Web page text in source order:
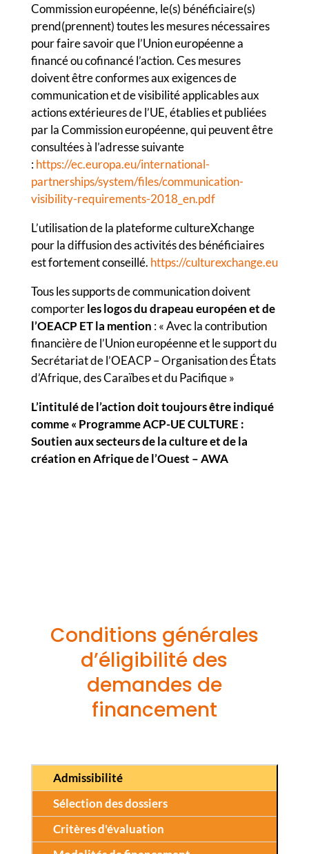
Commission européenne, le(s) bénéficiaire(s)
prend(prennent) toutes les mesures nécessaires
pour faire savoir que l’Union européenne a
financé ou cofinancé l’action. Ces mesures
doivent être conformes aux exigences de
communication et de visibilité applicables aux
actions extérieures de l’UE, établies et publiées
par la Commission européenne, qui peuvent être
consultées à l’adresse suivante
:https://ec.europa.eu/international-
partnerships/system/files/communication-
visibility-requirements-2018_en.pdf
L’utilisation de la plateforme cultureXchange
pour la diffusion des activités des bénéficiaires
est fortement conseillé. https://culturexchange.eu
Tous les supports de communication doivent
comporterles logos du drapeau européen et de
l’OEACP ET la mention : « Avec la contribution
financière de l’Union européenne et le support du
Secrétariat de l’OEACP – Organisation des États
d’Afrique, des Caraïbes et du Pacifique »
L’intitulé de l’action doit toujours être indiqué
comme « Programme ACP-UE CULTURE :
Soutien aux secteurs de la culture et de la
création en Afrique de l’Ouest – AWA
Conditions générales
d’éligibilité des
demandes de
financement
Admissibilité
Sélection des dossiers
Critères d'évaluation